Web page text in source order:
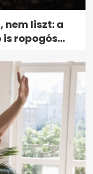
nem liszt: a
ropogós...